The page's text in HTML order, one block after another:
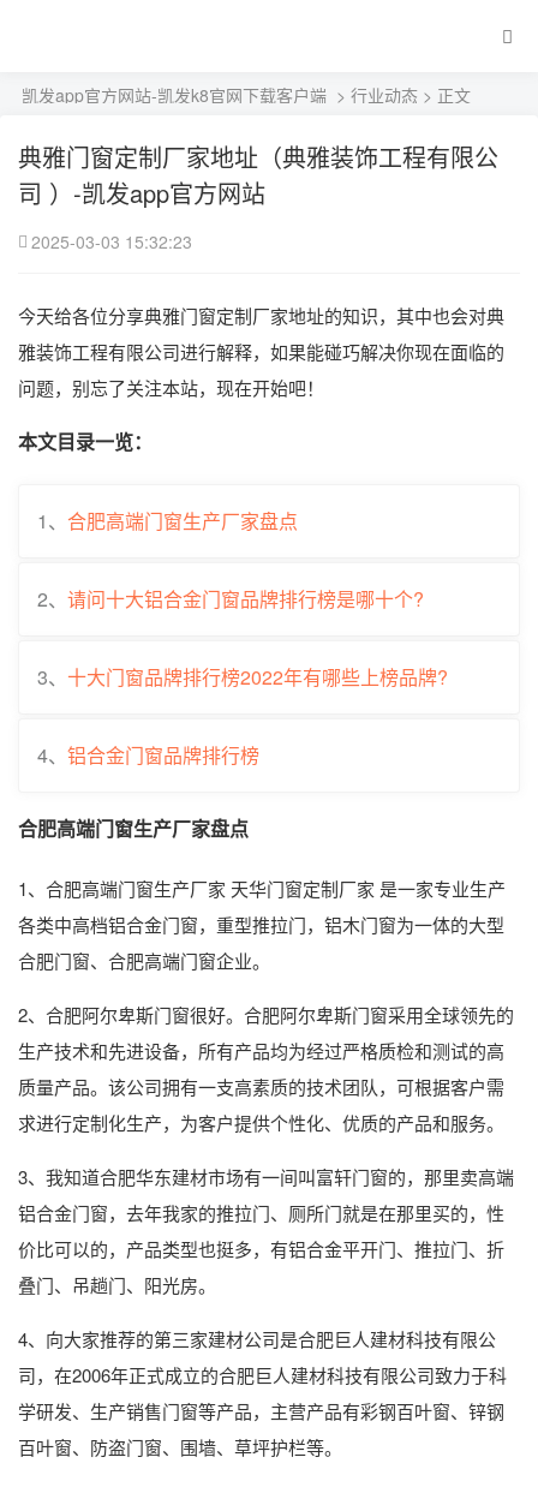
凯发app官方网站-凯发k8官网下载客户端 > 行业动态 > 正文
典雅门窗定制厂家地址（典雅装饰工程有限公
司 ）-凯发app官方网站
2025-03-03 15:32:23
今天给各位分享典雅门窗定制厂家地址的知识，其中也会对典
雅装饰工程有限公司进行解释，如果能碰巧解决你现在面临的
问题，别忘了关注本站，现在开始吧！
本文目录一览：
1、 合肥高端门窗生产厂家盘点
2、 请问十大铝合金门窗品牌排行榜是哪十个?
3、 十大门窗品牌排行榜2022年有哪些上榜品牌?
4、 铝合金门窗品牌排行榜
合肥高端门窗生产厂家盘点
1、合肥高端门窗生产厂家 天华门窗定制厂家 是一家专业生产
各类中高档铝合金门窗，重型推拉门，铝木门窗为一体的大型
合肥门窗、合肥高端门窗企业。
2、合肥阿尔卑斯门窗很好。合肥阿尔卑斯门窗采用全球领先的
生产技术和先进设备，所有产品均为经过严格质检和测试的高
质量产品。该公司拥有一支高素质的技术团队，可根据客户需
求进行定制化生产，为客户提供个性化、优质的产品和服务。
3、我知道合肥华东建材市场有一间叫富轩门窗的，那里卖高端
铝合金门窗，去年我家的推拉门、厕所门就是在那里买的，性
价比可以的，产品类型也挺多，有铝合金平开门、推拉门、折
叠门、吊趟门、阳光房。
4、向大家推荐的第三家建材公司是合肥巨人建材科技有限公
司，在2006年正式成立的合肥巨人建材科技有限公司致力于科
学研发、生产销售门窗等产品，主营产品有彩钢百叶窗、锌钢
百叶窗、防盗门窗、围墙、草坪护栏等。